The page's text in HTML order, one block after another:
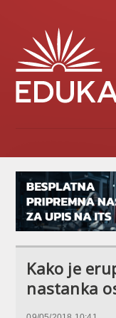
Kako je
nastanka